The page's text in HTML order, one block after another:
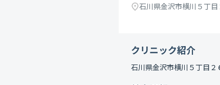
石川県金沢市横川５丁目
クリニック紹介
石川県金沢市横川５丁目２